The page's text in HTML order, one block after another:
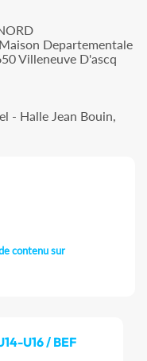
Departementale
Villeneuve D'ascq
- Halle Jean Bouin,
contenu sur
U16 / BEF